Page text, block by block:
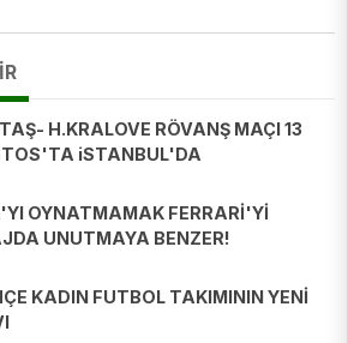
H.KRALOVE RÖVANŞ MAÇI 13
iSTANBUL'DA
OYNATMAMAK FERRARİ'Yİ
UNUTMAYA BENZER!
KADIN FUTBOL TAKIMININ YENİ